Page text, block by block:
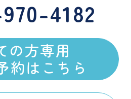
4182
の方専用
約はこちら